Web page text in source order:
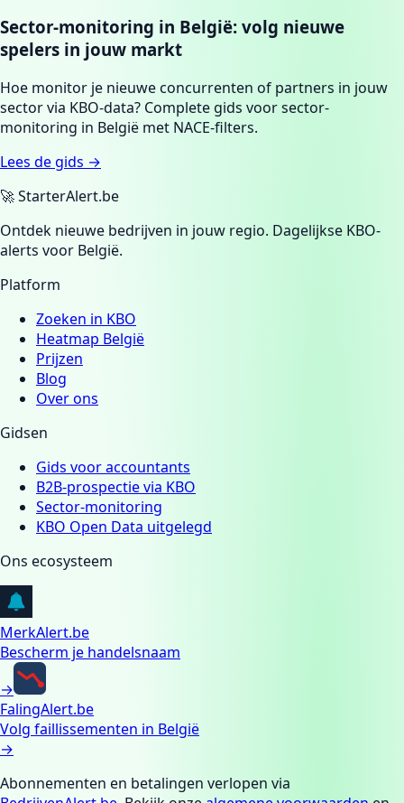
Sector-monitoring in België: volg nieuwe
spelers in jouw markt
Hoe monitor je nieuwe concurrenten of partners in jouw
sector via KBO-data? Complete gids voor sector-
monitoring in België met NACE-filters.
Lees de gids →
🚀 StarterAlert.be
Ontdek nieuwe bedrijven in jouw regio. Dagelijkse KBO-
alerts voor België.
Platform
Zoeken in KBO
Heatmap België
Prijzen
Blog
Over ons
Gidsen
Gids voor accountants
B2B-prospectie via KBO
Sector-monitoring
KBO Open Data uitgelegd
Ons ecosysteem
MerkAlert.be
Bescherm je handelsnaam
→
FalingAlert.be
Volg faillissementen in België
→
Abonnementen en betalingen verlopen via